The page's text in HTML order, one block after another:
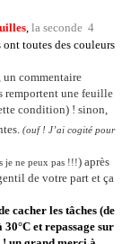
, la seconde 4
toutes des couleurs
un commentaire
remportent une feuille
condition) ! sinon,
(ouf ! J’ai cogité pour
je ne peux pas !!!) après
de votre part et ça
cacher les tâches (de
et repassage sur